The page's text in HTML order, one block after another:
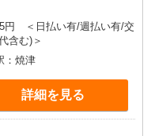
円 ＜日払い有/週払い有/交
含む)＞
：焼津
詳細を見る